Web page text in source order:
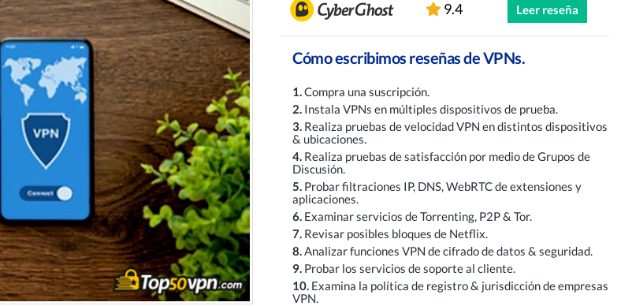
9.4 Leer reseña
Cómo escribimos reseñas de VPNs.
1.Compra una suscripción.
2. Instala VPNs en múltiples dispositivos de prueba.
3. Realiza pruebas de velocidad VPN en distintos dispositivos
& ubicaciones.
4. Realiza pruebas de satisfacción por medio de Grupos de
Discusión.
5. Probar filtraciones IP, DNS, WebRTC de extensiones y
aplicaciones.
6. Examinar servicios de Torrenting, P2P & Tor.
7. Revisar posibles bloques de Netflix.
8.Analizar funciones VPN de cifrado de datos & seguridad.
9. Probar los servicios de soporte al cliente.
10. Examina la política de registro & jurisdicción de empresas
VPN.